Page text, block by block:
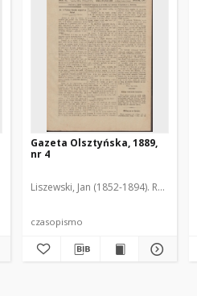
Gazeta Olsztyńska, 1889,
nr 4
Liszewski, Jan (1852-1894). Red.
czasopismo